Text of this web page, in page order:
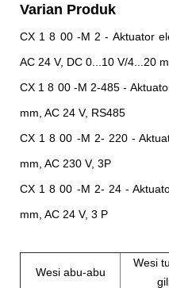
Varian Produk
CX 1 8 00 -M 2 - Aktuator
AC 24 V, DC 0...10 V/4...20
CX 1 8 00 -M 2-485 -
mm, AC 24 V, RS485
CX 1 8 00 -M 2- 220 -
mm, AC 230 V, 3P
CX 1 8 00 -M 2- 24 -
mm, AC 24 V, 3 P
Wesi abu-abu
Wesi